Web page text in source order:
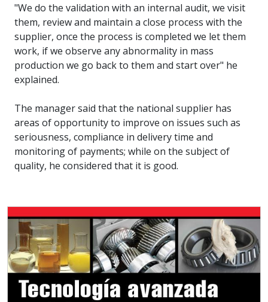
"We do the validation with an internal audit, we visit
them, review and maintain a close process with the
supplier, once the process is completed we let them
work, if we observe any abnormality in mass
production we go back to them and start over" he
explained.
The manager said that the national supplier has
areas of opportunity to improve on issues such as
seriousness, compliance in delivery time and
monitoring of payments; while on the subject of
quality, he considered that it is good.